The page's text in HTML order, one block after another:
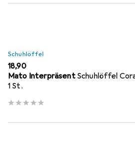
Schuhlöffel
EUR
18,90
Mato Interpräsent Schuhlöffel
1 St.